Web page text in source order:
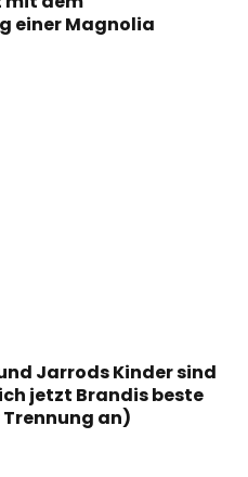
einer Magnolia
Jarrods Kinder sind
jetzt Brandis beste
an)